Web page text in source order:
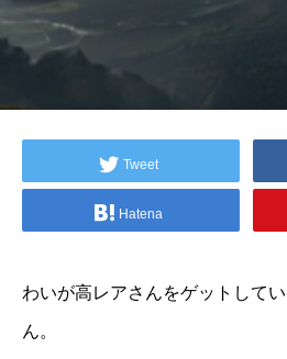
Tweet
Hatena
わいが高レアさんをゲットして
ん。